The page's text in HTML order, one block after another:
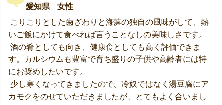
愛知県 女性
こりこりとした歯ざわりと海藻の独自の風味がして、熱
いご飯にかけて食べれば言うことなしの美味しさです。
酒の肴としても向き、健康食としても高く評価できま
す。カルシウムも豊富で育ち盛りの子供や高齢者には特
にお奨めしたいです。
少し寒くなってきましたので、冷奴ではなく湯豆腐にア
カモクをのせていただきましたが、とてもよく合いまし